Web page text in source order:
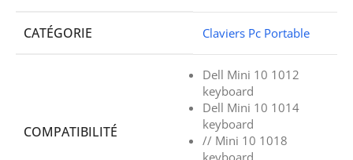
CATÉGORIE Claviers Pc Portable
COMPATIBILITÉ
Dell Mini 10 1012
keyboard
Dell Mini 10 1014
keyboard
// Mini 10 1018
keyboard